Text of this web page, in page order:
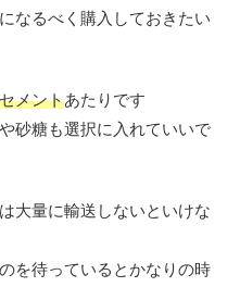
なるべく購入しておきたい
メントあたりです
砂糖も選択に入れていいで
大量に輸送しないといけな
を待っているとかなりの時